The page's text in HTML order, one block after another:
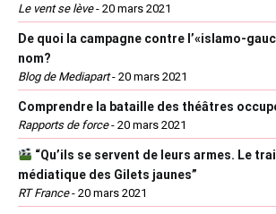
Le vent se lève- 20 mars 2021
De quoi la campagne contre l’«islamo-
nom?
Blog de Mediapart- 20 mars 2021
Comprendre la bataille des théâtres
Rapports de force- 20 mars 2021
“Qu’ils se servent de leurs armes. Le
médiatique des Gilets jaunes”
RT France- 20 mars 2021